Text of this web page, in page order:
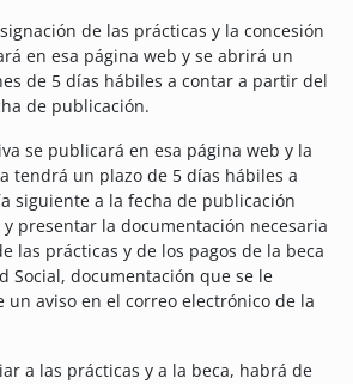
de las prácticas y la concesión
en esa página web y se abrirá un
de 5 días hábiles a contar a partir del
de publicación.
se publicará en esa página web y la
tendrá un plazo de 5 días hábiles a
siguiente a la fecha de publicación
presentar la documentación necesaria
las prácticas y de los pagos de la beca
Social, documentación que se le
un aviso en el correo electrónico de la
a las prácticas y a la beca, habrá de